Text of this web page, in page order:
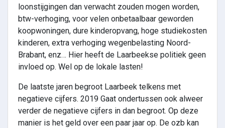
loonstijgingen dan verwacht zouden mogen worden,
btw-verhoging, voor velen onbetaalbaar geworden
koopwoningen, dure kinderopvang, hoge studiekosten
kinderen, extra verhoging wegenbelasting Noord-
Brabant, enz… Hier heeft de Laarbeekse politiek geen
invloed op. Wel op de lokale lasten!
De laatste jaren begroot Laarbeek telkens met
negatieve cijfers. 2019 Gaat ondertussen ook alweer
verder de negatieve cijfers in dan begroot. Op deze
manier is het geld over een paar jaar op. De ozb kan